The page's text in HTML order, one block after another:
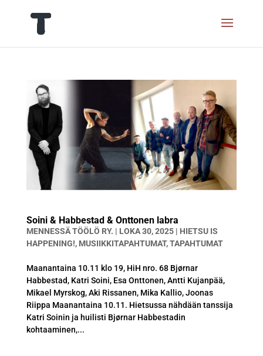
Soini & Habbestad & Onttonen labra
MENNESSÄTÖÖLÖ RY. | LOKA 30, 2025| HIETSU IS
HAPPENING!, MUSIIKKITAPAHTUMAT,TAPAHTUMAT
Maanantaina 10.11 klo 19, HiH nro. 68 Bjørnar
Habbestad, Katri Soini, Esa Onttonen, Antti Kujanpää,
Mikael Myrskog, Aki Rissanen, Mika Kallio, Joonas
Riippa Maanantaina 10.11. Hietsussa nähdään tanssija
Katri Soinin ja huilisti Bjørnar Habbestadin
kohtaaminen,...